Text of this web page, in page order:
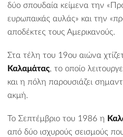
δύο σπουδαία κείμενα την
ευρωπαικάς αυλάς» και την
αποδέκτες τους Αμερικανούς.
Στα τέλη του 19ου αιώνα
Καλαμάτας, το οποίο
και η πόλη παρουσιάζει
ακμή.
Το Σεπτέμβριο του 1986 η
από δύο ισχυρούς σεισμούς